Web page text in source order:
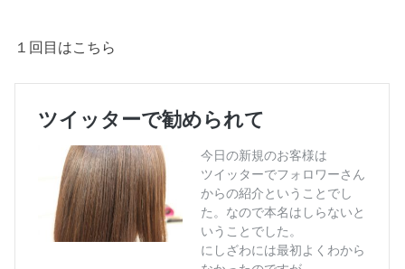
１回目はこちら